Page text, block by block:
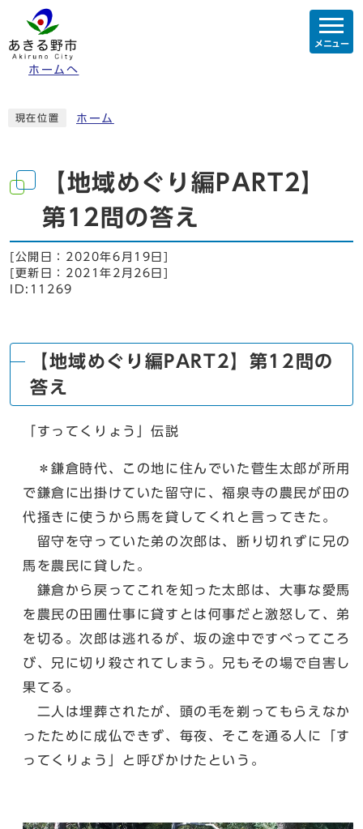
ホームへ
メニュー
現在位置 ホーム
【地域めぐり編PART2】
第12問の答え
[公開日： 2020年6月19日
[更新日： 2021年2月26日
ID:11269
【地域めぐり編PART2】第12問の
答え
「すってくりょう」伝説
＊鎌倉時代、この地に住んでいた菅生太郎が所用
で鎌倉に出掛けていた留守に、福泉寺の農民が田の
代掻きに使うから馬を貸してくれと言ってきた。
留守を守っていた弟の次郎は、断り切れずに兄の
馬を農民に貸した。
鎌倉から戻ってこれを知った太郎は、大事な愛馬
を農民の田圃仕事に貸すとは何事だと激怒して、弟
を切る。次郎は逃れるが、坂の途中ですべってころ
び、兄に切り殺されてしまう。兄もその場で自害し
果てる。
二人は埋葬されたが、頭の毛を剃ってもらえなか
ったために成仏できず、毎夜、そこを通る人に「す
ってくりょう」と呼びかけたという。